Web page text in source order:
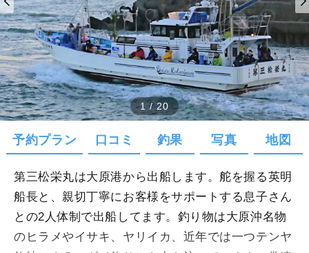
1/20
予約プラン 口コミ 釣果 写真 地図
第三松栄丸は大原港から出船します。舵を握る英明
船長と、親切丁寧にお客様をサポートする息子さん
との2人体制で出船してます。釣り物は大原沖名物
のヒラメやイサキ、ヤリイカ、近年では一つテンヤ